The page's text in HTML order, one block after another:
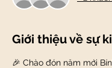
Giới thiệu về sự
🎉 Chào đón năm mới